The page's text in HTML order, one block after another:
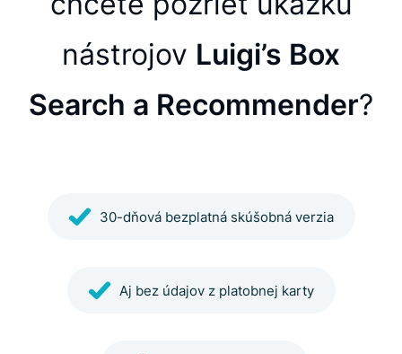
nástrojov Luigi’s Box
Search a Recommender?
30-dňová bezplatná skúšobná verzia
Aj bez údajov z platobnej karty